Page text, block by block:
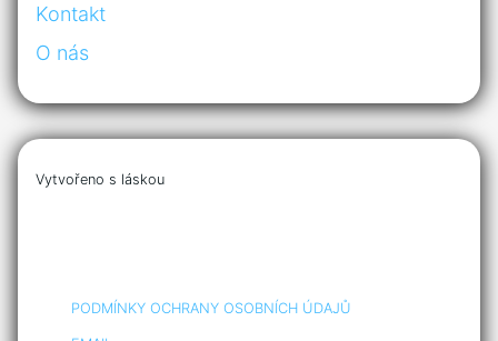
Kontakt
O nás
Vytvořeno s láskou
PODMÍNKY OCHRANY OSOBNÍCH ÚDAJŮ